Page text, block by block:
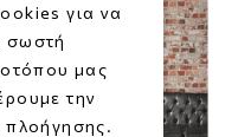
για να
σωστή
μας
την
πλοήγησης.